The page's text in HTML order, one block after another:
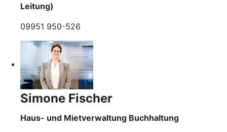
Leitung)
09951 950-526
Simone Fischer
Haus- und Mietverwaltung Buchhaltung